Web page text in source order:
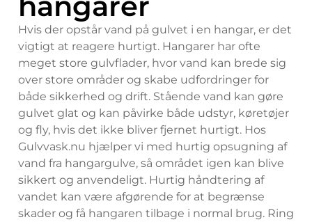
Hvis der opstår vand på gulvet i en hangar, er det
vigtigt at reagere hurtigt. Hangarer har ofte
meget store gulvflader, hvor vand kan brede sig
over store områder og skabe udfordringer for
både sikkerhed og drift. Stående vand kan gøre
gulvet glat og kan påvirke både udstyr, køretøjer
og fly, hvis det ikke bliver fjernet hurtigt. Hos
Gulvvask.nu hjælper vi med hurtig opsugning af
vand fra hangargulve, så området igen kan blive
sikkert og anvendeligt. Hurtig håndtering af
vandet kan være afgørende for at begrænse
skader og få hangaren tilbage i normal brug. Ring